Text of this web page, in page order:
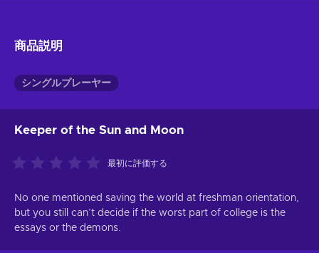
商品説明
シングルプレーヤー
Keeper of the Sun and Moon
最初に評価する
No one mentioned saving the world at freshman orientation,
but you still can’t decide if the worst part of college is the
essays or the demons.